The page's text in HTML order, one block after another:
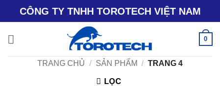
dung
CÔNG TY TNHH TOROTECH VIỆT NAM
0
TRANG CHỦ / SẢN PHẨM / TRANG 4
LỌC